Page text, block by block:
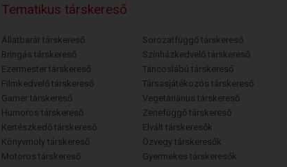
Tematikus társkereső
Állatbarát társkereső
Bringás társkereső
Ezermester társkereső
Filmkedvelő társkereső
Gamer társkereső
Humoros társkereső
Kertészkedő társkereső
Könyvmoly társkereső
Motoros társkereső
Sorozatfüggő társkereső
Színházkedvelő társkereső
Táncoslábú társkereső
Társasjátékozós társkereső
Vegetáriánus társkereső
Zenefüggő társkereső
Elvált társkeresők
Özvegy társkeresők
Gyermekes társkeresők